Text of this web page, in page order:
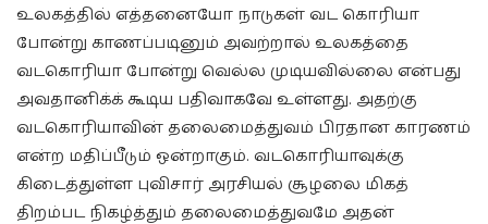
உலகத்தில் எத்தனையோ நாடுகள் வட கொரியா
போன்று காணப்படினும் அவற்றால் உலகத்தை
வடகொரியா போன்று வெல்ல முடியவில்லை என்பது
அவதானிக்க் கூடிய பதிவாகவே உள்ளது. அதற்கு
வடகொரியாவின் தலைமைத்துவம் பிரதான காரணம்
என்ற மதிப்பீடும் ஒன்றாகும். வடகொரியாவுக்கு
கிடைத்துள்ள புவிசார் அரசியல் சூழலை மிகத்
திறம்பட நிகழ்த்தும் தலைமைத்துவமே அதன்